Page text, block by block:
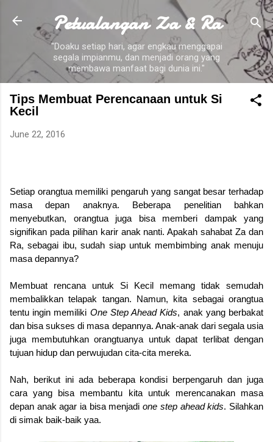
Skip to main content
Petualangan Za & Ra
"Doaku setiap hari, agar engkau menggapai
segala impianmu, dan menjadi orang yang
membawa manfaat bagi dunia ini."
Tips Membuat Perencanaan untuk Si
Kecil
June 22, 2016
Setiap orangtua memiliki pengaruh yang sangat besar terhadap
masa depan anaknya. Beberapa penelitian bahkan
menyebutkan, orangtua juga bisa memberi dampak yang
signifikan pada pilihan karir anak nanti. Apakah sahabat Za dan
Ra, sebagai ibu, sudah siap untuk membimbing anak menuju
masa depannya?
Membuat rencana untuk Si Kecil memang tidak semudah
membalikkan telapak tangan. Namun, kita sebagai orangtua
tentu ingin memiliki One Step Ahead Kids, anak yang berbakat
dan bisa sukses di masa depannya. Anak-anak dari segala usia
juga membutuhkan orangtuanya untuk dapat terlibat dengan
tujuan hidup dan perwujudan cita-cita mereka.
Nah, berikut ini ada beberapa kondisi berpengaruh dan juga
cara yang bisa membantu kita untuk merencanakan masa
depan anak agar ia bisa menjadione step ahead kids. Silahkan
di simak baik-baik yaa.